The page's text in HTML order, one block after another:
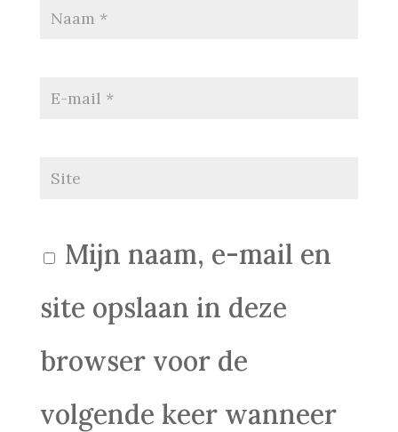
Mijn naam, e-mail en
site opslaan in deze
browser voor de
volgende keer wanneer